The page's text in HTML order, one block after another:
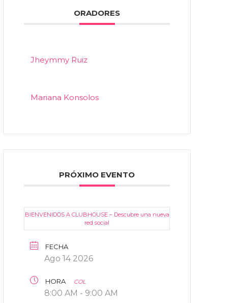
ORADORES
Jheymmy Ruiz
Mariana Konsolos
PRÓXIMO EVENTO
BIENVENIDOS A CLUBHOUSE – Descubre una nueva
red social
FECHA
Ago 14 2026
HORA COL
8:00 AM - 9:00 AM